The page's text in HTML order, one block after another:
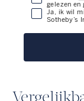
gelezen en
Ja, ik wil
Sotheby’s